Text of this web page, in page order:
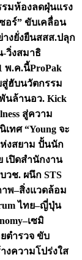
มห้องลดฝุ่นแรง
อร์” ขับเคลื่อน
งยั่งยืนสสส.ปลุก
-วิ่งสมาธิ
พ.ค.นี้ProPak
สู่ฮับนวัตกรรม
นล้านอว. Kick
สู่ความ
ทศ “Young จะ
งสยาม ปั้นนัก
เปิดสำนักงาน
วช. ผนึก STS
พ–สิ่งแวดล้อม
ไทย–ญี่ปุ่น
เซมิ
ตำรวจ ขับ
งความโปร่งใส